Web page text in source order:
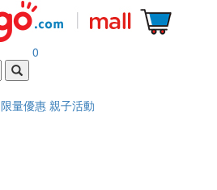
0
限量優惠 親子活動